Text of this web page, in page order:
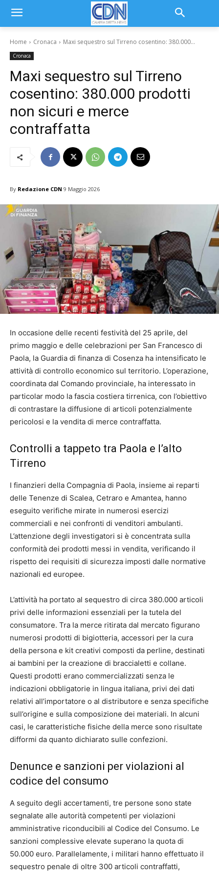
Home Cronaca Maxi sequestro sul Tirreno cosentino: 380.000...
Cronaca
Maxi sequestro sul Tirreno
cosentino: 380.000 prodotti
non sicuri e merce
contraffatta
By Redazione CDN 9 Maggio 2026
In occasione delle recenti festività del 25 aprile, del
primo maggio e delle celebrazioni per San Francesco di
Paola, la Guardia di finanza di Cosenza ha intensificato le
attività di controllo economico sul territorio. L’operazione,
coordinata dal Comando provinciale, ha interessato in
particolar modo la fascia costiera tirrenica, con l’obiettivo
di contrastare la diffusione di articoli potenzialmente
pericolosi e la vendita di merce contraffatta.
Controlli a tappeto tra Paola e l’alto
Tirreno
I finanzieri della Compagnia di Paola, insieme ai reparti
delle Tenenze di Scalea, Cetraro e Amantea, hanno
eseguito verifiche mirate in numerosi esercizi
commerciali e nei confronti di venditori ambulanti.
L’attenzione degli investigatori si è concentrata sulla
conformità dei prodotti messi in vendita, verificando il
rispetto dei requisiti di sicurezza imposti dalle normative
nazionali ed europee.
L’attività ha portato al sequestro di circa 380.000 articoli
privi delle informazioni essenziali per la tutela del
consumatore. Tra la merce ritirata dal mercato figurano
numerosi prodotti di bigiotteria, accessori per la cura
della persona e kit creativi composti da perline, destinati
ai bambini per la creazione di braccialetti e collane.
Questi prodotti erano commercializzati senza le
indicazioni obbligatorie in lingua italiana, privi dei dati
relativi all’importatore o al distributore e senza specifiche
sull’origine e sulla composizione dei materiali. In alcuni
casi, le caratteristiche fisiche della merce sono risultate
difformi da quanto dichiarato sulle confezioni.
Denunce e sanzioni per violazioni al
codice del consumo
A seguito degli accertamenti, tre persone sono state
segnalate alle autorità competenti per violazioni
amministrative riconducibili al Codice del Consumo. Le
sanzioni complessive elevate superano la quota di
50.000 euro. Parallelamente, i militari hanno effettuato il
sequestro penale di oltre 300 articoli contraffatti,